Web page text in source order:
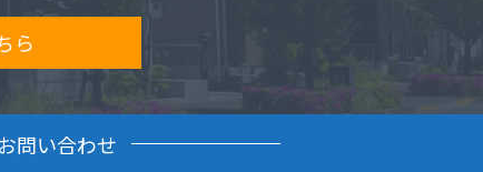
ら
問い合わせ